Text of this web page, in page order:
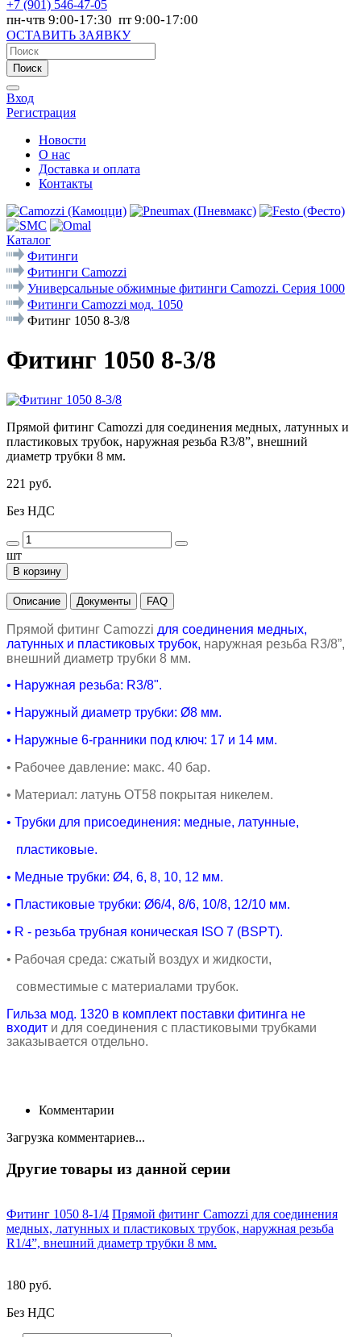
+7 (901) 546-47-05
пн-чтв 9:00-17:30 пт 9:00-17:00
ОСТАВИТЬ ЗАЯВКУ
Поиск
Вход
Регистрация
Новости
О нас
Доставка и оплата
Контакты
Каталог
Фитинги
Фитинги Camozzi
Универсальные обжимные фитинги Camozzi. Серия 1000
Фитинги Camozzi мод. 1050
Фитинг 1050 8-3/8
Фитинг 1050 8-3/8
Прямой фитинг Camozzi для соединения медных, латунных и
пластиковых трубок, наружная резьба R3/8”, внешний
диаметр трубки 8 мм.
221 руб.
Без НДС
шт
В корзину
Описание Документы FAQ
Прямой фитинг Camozzi для соединения медных,
латунных и пластиковых трубок, наружная резьба R3/8”,
внешний диаметр трубки 8 мм.
• Наружная резьба: R3/8".
• Наружный диаметр трубки: Ø8 мм.
• Наружные 6-гранники под ключ: 17 и 14 мм.
• Рабочее давление: макс. 40 бар.
• Материал: латунь ОТ58 покрытая никелем.
• Трубки для присоединения: медные, латунные,
пластиковые.
• Медные трубки: Ø4, 6, 8, 10, 12 мм.
• Пластиковые трубки: Ø6/4, 8/6, 10/8, 12/10 мм.
• R - резьба трубная коническая ISO 7 (BSPТ).
• Рабочая среда: сжатый воздух и жидкости,
совместимые с материалами трубок.
Гильза мод. 1320 в комплект поставки фитинга не
входит и для соединения с пластиковыми трубками
заказывается отдельно.
Комментарии
Загрузка комментариев...
Другие товары из данной серии
Фитинг 1050 8-1/4 Прямой фитинг Camozzi для соединения
медных, латунных и пластиковых трубок, наружная резьба
R1/4”, внешний диаметр трубки 8 мм.
180 руб.
Без НДС